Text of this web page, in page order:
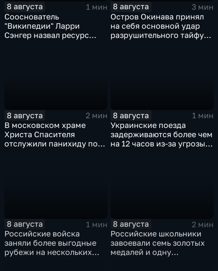
8 августа
1 мин
Сооснователь
"Википедии" Ларри
Сэнгер назвал ресурс
8 августа
3 мин
Остров Окинава принял
на себя основной удар
разрушительного тайфуна
8 августа
2 мин
В московском храме
Христа Спасителя
отслужили панихиду по
8 августа
1 мин
Украинские поезда
задерживаются более чем
на 12 часов из-за угрозы
8 августа
1 мин
Российские войска
заняли более выгодные
рубежи на нескольких
8 августа
2 мин
Российские школьники
завоевали семь золотых
медалей и одну